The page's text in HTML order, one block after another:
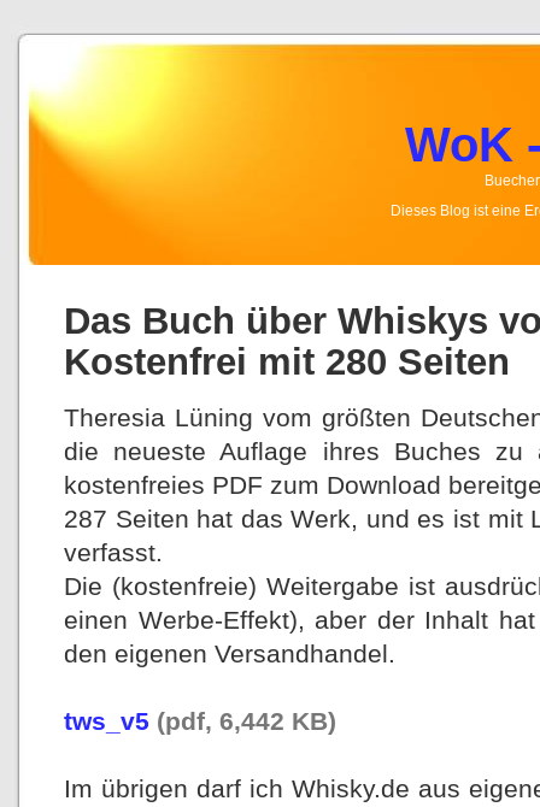
WoK
Dieses Blog ist eine
Das Buch über Whiskys
Kostenfrei mit 280 Seiten
Theresia Lüning vom größten
die neueste Auflage ihres Buches
kostenfreies PDF zum Download
287 Seiten hat das Werk, und es ist mit
verfasst.
Die (kostenfreie) Weitergabe ist
einen Werbe-Effekt), aber der Inhalt
den eigenen Versandhandel.
tws_v5 (pdf, 6,442 KB)
Im übrigen darf ich Whisky.de aus